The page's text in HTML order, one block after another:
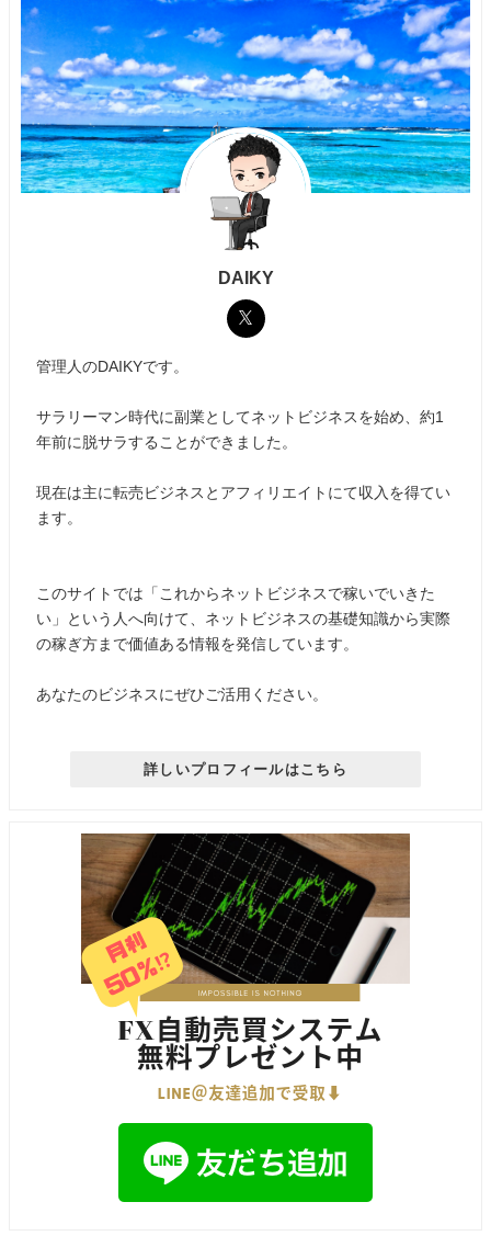
DAIKY
管理人のDAIKYです。
サラリーマン時代に副業としてネットビジネスを始め、約1
年前に脱サラすることができました。
現在は主に転売ビジネスとアフィリエイトにて収入を得てい
ます。
このサイトでは「これからネットビジネスで稼いでいきた
い」という人へ向けて、ネットビジネスの基礎知識から実際
の稼ぎ方まで価値ある情報を発信しています。
あなたのビジネスにぜひご活用ください。
詳しいプロフィールはこちら